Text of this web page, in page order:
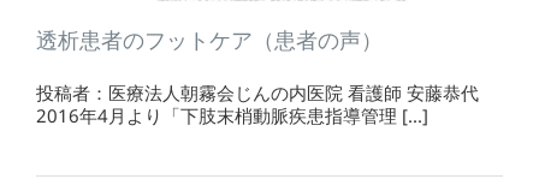
透析患者のフットケア（患者の声）
投稿者：医療法人朝霧会じんの内医院 看護師 安藤恭代
2016年4月より「下肢末梢動脈疾患指導管理 [...]